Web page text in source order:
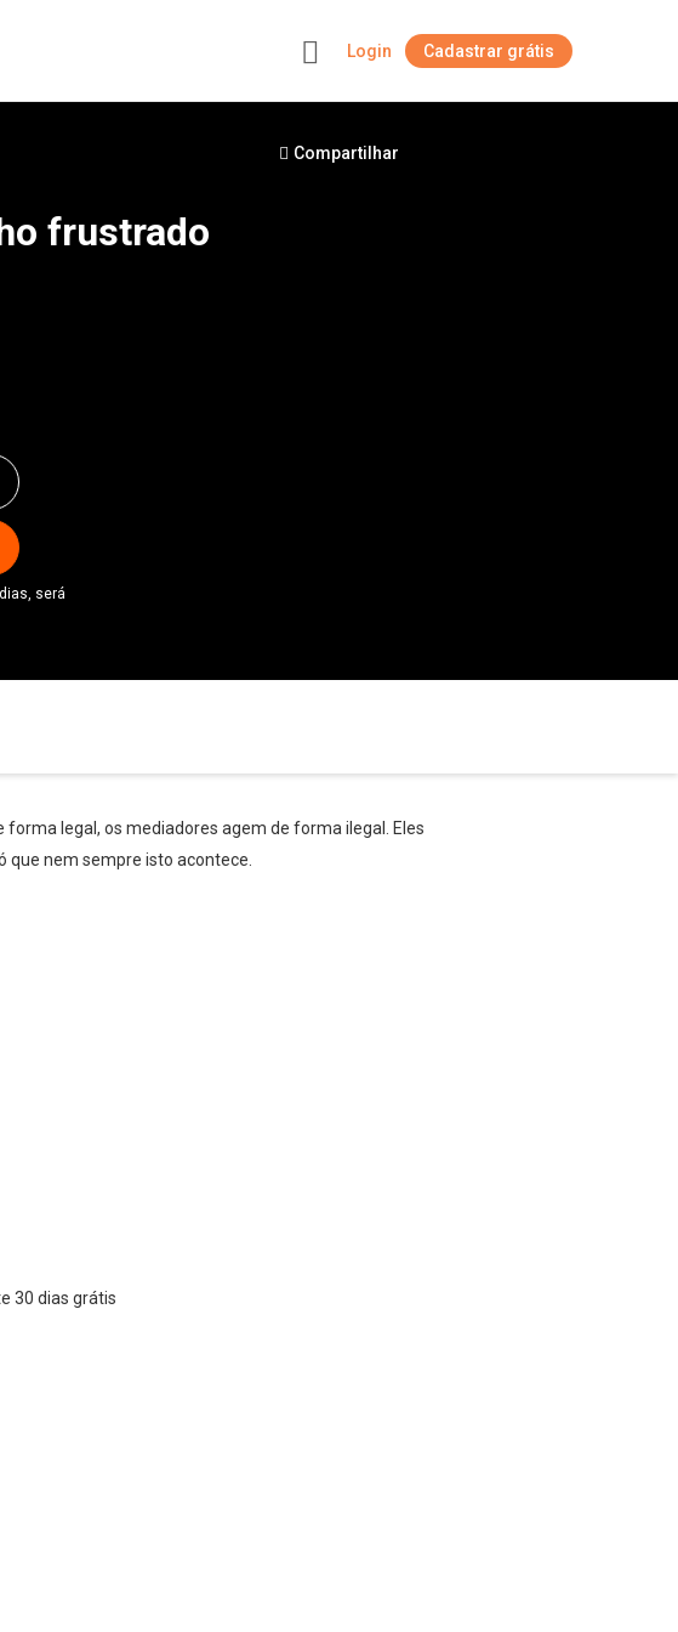
Login Cadastrar grátis
Compartilhar
frustrado
será
legal, os mediadores agem de forma ilegal. Eles
nem sempre isto acontece.